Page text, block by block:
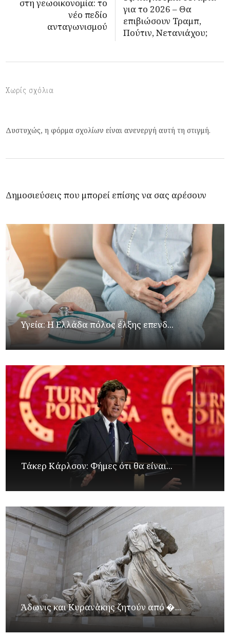
στη γεωοικονομία: το
νέο πεδίο
ανταγωνισμού
για το 2026 – Θα
επιβιώσουν Τραμπ,
Πούτιν, Νετανιάχου;
Χωρίς σχόλια
Δυστυχώς, η φόρμα σχολίων είναι ανενεργή αυτή τη στιγμή.
Δημοσιεύσεις που μπορεί επίσης να σας αρέσουν
Υγεία: Η Ελλάδα πόλος έλξης επενδ...
Τάκερ Κάρλσον: Φήμες ότι θα είναι...
Άδωνις και Κυρανάκης ζητούν από �...